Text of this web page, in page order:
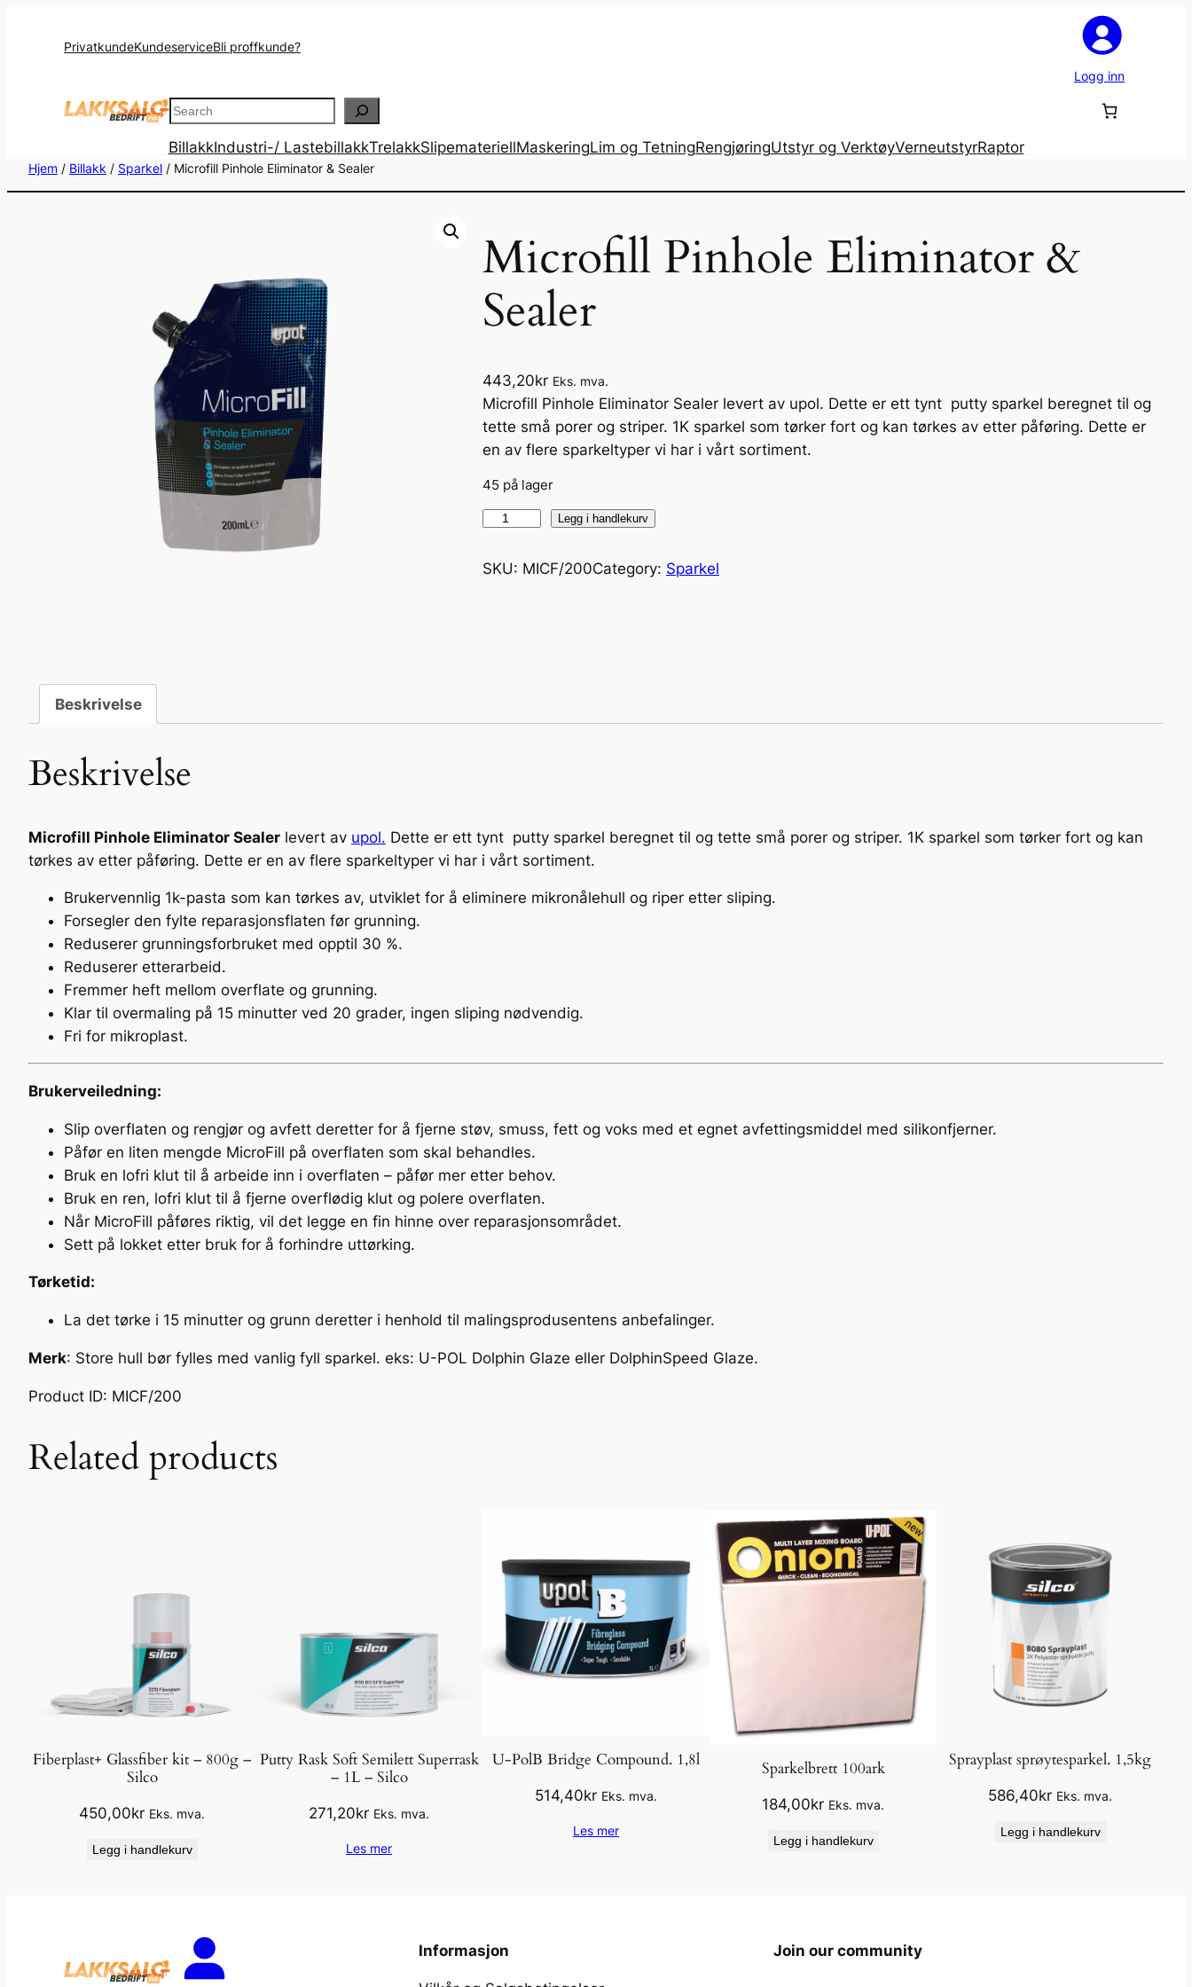
PrivatkundeKundeserviceBli proffkunde?
Logg inn
Search
BillakkIndustri-/ LastebillakkTrelakkSlipemateriellMaskeringLim og TetningRengjøringUtstyr og VerktøyVerneutstyrRaptor
Hjem / Billakk / Sparkel / Microfill Pinhole Eliminator & Sealer
Microfill Pinhole Eliminator &
Sealer
443,20kr Eks. mva.
Microfill Pinhole Eliminator Sealer levert av upol. Dette er ett tynt putty sparkel beregnet til og
tette små porer og striper. 1K sparkel som tørker fort og kan tørkes av etter påføring. Dette er
en av flere sparkeltyper vi har i vårt sortiment.
45 på lager
c
P
l
e
S
e
t
Legg i handlekurv
SKU: MICF/200Category: Sparkel
Beskrivelse
Beskrivelse
Microfill Pinhole Eliminator Sealer levert av upol. Dette er ett tynt putty sparkel beregnet til og tette små porer og striper. 1K sparkel som tørker fort og kan
tørkes av etter påføring. Dette er en av flere sparkeltyper vi har i vårt sortiment.
Brukervennlig 1k-pasta som kan tørkes av, utviklet for å eliminere mikronålehull og riper etter sliping.
Forsegler den fylte reparasjonsflaten før grunning.
Reduserer grunningsforbruket med opptil 30 %.
Reduserer etterarbeid.
Fremmer heft mellom overflate og grunning.
Klar til overmaling på 15 minutter ved 20 grader, ingen sliping nødvendig.
Fri for mikroplast.
Brukerveiledning:
Slip overflaten og rengjør og avfett deretter for å fjerne støv, smuss, fett og voks med et egnet avfettingsmiddel med silikonfjerner.
Påfør en liten mengde MicroFill på overflaten som skal behandles.
Bruk en lofri klut til å arbeide inn i overflaten – påfør mer etter behov.
Bruk en ren, lofri klut til å fjerne overflødig klut og polere overflaten.
Når MicroFill påføres riktig, vil det legge en fin hinne over reparasjonsområdet.
Sett på lokket etter bruk for å forhindre uttørking.
Tørketid:
La det tørke i 15 minutter og grunn deretter i henhold til malingsprodusentens anbefalinger.
Merk: Store hull bør fylles med vanlig fyll sparkel. eks: U-POL Dolphin Glaze eller DolphinSpeed ​​Glaze.
Product ID: MICF/200
Related products
Fiberplast+ Glassfiber kit – 800g –
Silco
450,00kr Eks. mva.
Legg i handlekurv
Putty Rask Soft Semilett Superrask
– 1L – Silco
271,20kr Eks. mva.
Les mer
U-PolB Bridge Compound. 1,8l
514,40kr Eks. mva.
Les mer
Sparkelbrett 100ark
184,00kr Eks. mva.
Legg i handlekurv
Sprayplast sprøytesparkel. 1,5kg
586,40kr Eks. mva.
Legg i handlekurv
Informasjon Join our community